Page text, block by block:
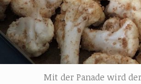
Mit der Panade wird